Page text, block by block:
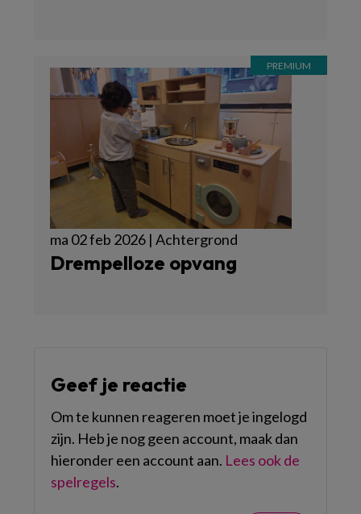
ma 02 feb 2026 | Achtergrond
Drempelloze opvang
Geef je reactie
Om te kunnen reageren moet je ingelogd
zijn. Heb je nog geen account, maak dan
hieronder een account aan. Lees ook de
spelregels.